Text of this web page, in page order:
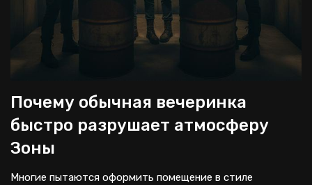
Почему обычная вечеринка
быстро разрушает атмосферу
Зоны
Многие пытаются оформить помещение в стиле